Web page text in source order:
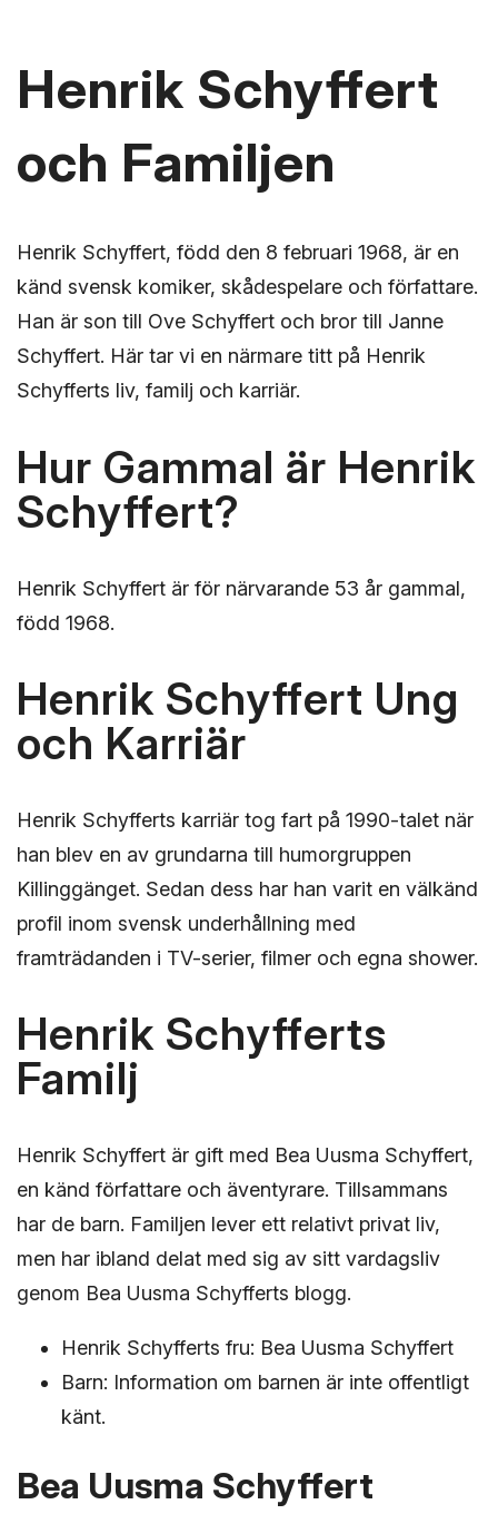
Henrik Schyffert
och Familjen
Henrik Schyffert, född den 8 februari 1968, är en
känd svensk komiker, skådespelare och författare.
Han är son till Ove Schyffert och bror till Janne
Schyffert. Här tar vi en närmare titt på Henrik
Schyfferts liv, familj och karriär.
Hur Gammal är Henrik
Schyffert?
Henrik Schyffert är för närvarande 53 år gammal,
född 1968.
Henrik Schyffert Ung
och Karriär
Henrik Schyfferts karriär tog fart på 1990-talet när
han blev en av grundarna till humorgruppen
Killinggänget. Sedan dess har han varit en välkänd
profil inom svensk underhållning med
framträdanden i TV-serier, filmer och egna shower.
Henrik Schyfferts
Familj
Henrik Schyffert är gift med Bea Uusma Schyffert,
en känd författare och äventyrare. Tillsammans
har de barn. Familjen lever ett relativt privat liv,
men har ibland delat med sig av sitt vardagsliv
genom Bea Uusma Schyfferts blogg.
Henrik Schyfferts fru: Bea Uusma Schyffert
Barn: Information om barnen är inte offentligt
känt.
Bea Uusma Schyffert